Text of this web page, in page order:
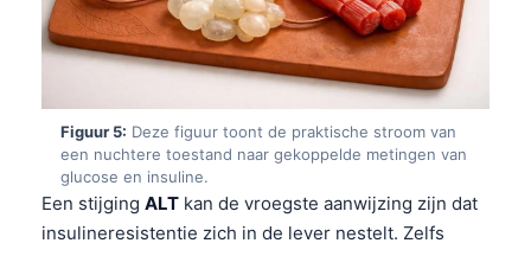
Figuur 5: Deze figuur toont de praktische stroom van
een nuchtere toestand naar gekoppelde metingen van
glucose en insuline.
Een stijging ALT kan de vroegste aanwijzing zijn dat
insulineresistentie zich in de lever nestelt. Zelfs